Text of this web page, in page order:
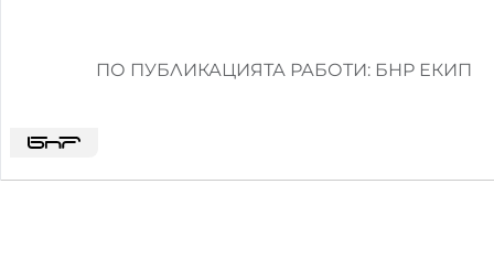
ПО ПУБЛИКАЦИЯТА РАБОТИ: БНР ЕКИП